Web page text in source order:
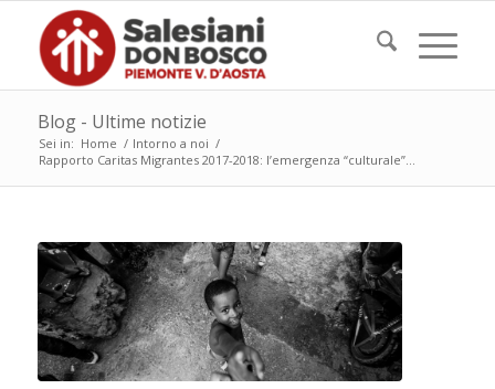
Blog - Ultime notizie
Sei in: Home / Intorno a noi /
Rapporto Caritas Migrantes 2017-2018: l’emergenza “culturale”...